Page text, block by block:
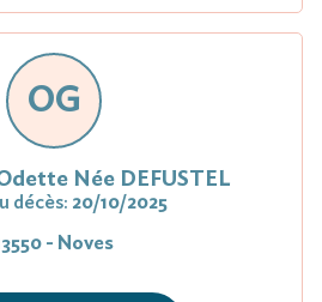
OG
Née DEFUSTEL
décès: 20/10/2025
- Noves